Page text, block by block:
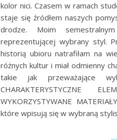
kolor nici. Czasem w ramach
staje się źródłem naszych
drodze. Moim
reprezentującej wybrany styl.
historią ubioru natrafiłam na
różnych kultur i miał odmienny
takie jak przeważające
CHARAKTERYSTYCZNE
WYKORZYSTYWANE
które wpisują się w wybraną